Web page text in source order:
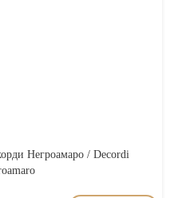
Негроамаро / Decordi